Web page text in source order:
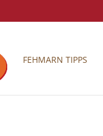
FEHMARN TIPPS